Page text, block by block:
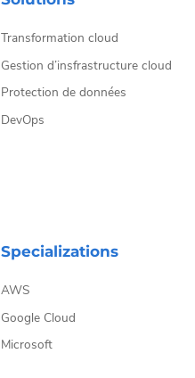
Transformation cloud
Gestion d’insfrastructure cloud
Protection de données
DevOps
Specializations
AWS
Google Cloud
Microsoft